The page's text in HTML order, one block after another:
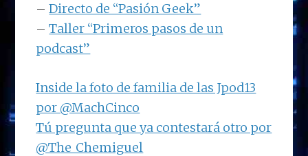
–Directo de “Pasión Geek”
–Taller “Primeros pasos de un
podcast”
Inside la foto de familia de las Jpod13
por @MachCinco
Tú pregunta que ya contestará otro por
@The_Chemiguel